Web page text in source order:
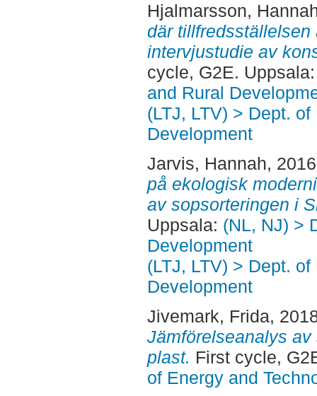
Hjalmarsson,
där
intervjustudie av
cycle, G2E.
and Rural
(LTJ, LTV) > Dept.
Development
Jarvis, Hannah,
på ekologisk
av sopsorteringen i
Uppsala: (NL, NJ) >
Development
(LTJ, LTV) > Dept.
Development
Jivemark, Frida,
Jämförelseanalys
plast. First cycle,
of Energy and